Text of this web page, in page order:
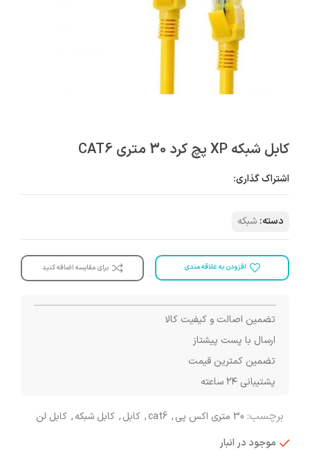
کابل شبکه XP پچ کرد 30 متری CAT6
اشتراک گذاری:
دسته: شبکه
افزودن به علاقه مندی برای مقایسه اضافه کنید
تضمین اصالت و کیفیت کالا
ارسال با پست پیشتاز
تضمین کمترین قیمت
پشتیبانی ۲۴ ساعته
برچسب: 30 متری اکس پی ,
cat6
, کابل, کابل شبکه, کابل لن
موجود در انبار